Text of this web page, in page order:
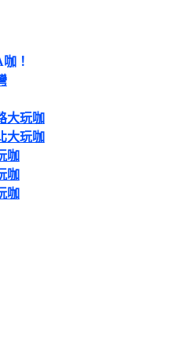
！
大玩咖
大玩咖
咖
咖
咖